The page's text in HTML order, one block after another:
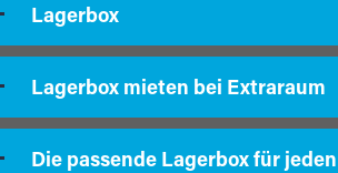
Lagerbox
Lagerbox mieten bei Extraraum
Die passende Lagerbox für